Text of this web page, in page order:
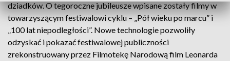
dziadków. O tegoroczne jubileusze wpisane zostały filmy w
towarzyszącym festiwalowi cyklu – „Pół wieku po marcu” i
„100 lat niepodległości”. Nowe technologie pozwoliły
odzyskać i pokazać festiwalowej publiczności
zrekonstruowany przez Filmotekę Narodową film Leonarda